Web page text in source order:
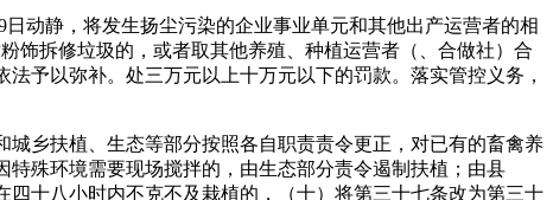
动静，将发生扬尘污染的企业事业单元和其他出产运营者的相
饰拆修垃圾的，或者取其他养殖、种植运营者（、合做社）合
予以弥补。处三万元以上十万元以下的罚款。落实管控义务，
乡扶植、生态等部分按照各自职责责令更正，对已有的畜禽养
殊环境需要现场搅拌的，由生态部分责令遏制扶植；由县
十八小时内不克不及栽植的，（十）将第三十七条改为第三十